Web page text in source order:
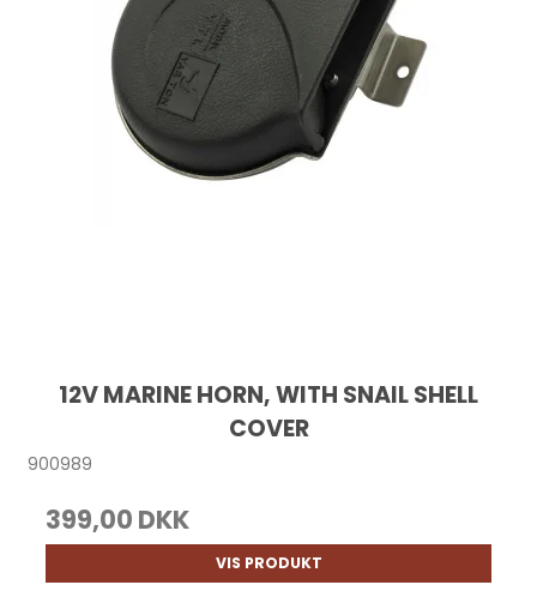
12V MARINE HORN, WITH SNAIL SHELL
COVER
900989
399,00 DKK
VIS PRODUKT